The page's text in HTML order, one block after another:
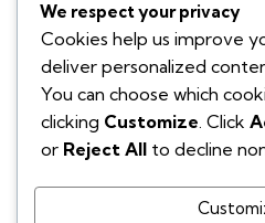
You May Also Like
Campaigns
Brand promotion
Modern design
We respect your privacy
Cookies help us improve
deliver personalized
You can choose which
clicking Customize. Click
or Reject All to decline